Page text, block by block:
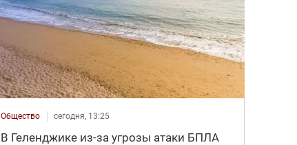
Общество сегодня, 13:25
В Геленджике из-за угрозы атаки БПЛА